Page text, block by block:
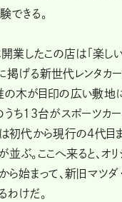
できる。
業したこの店は「楽し
掲げる新世代レンタカー
木が目印の広い敷地
うち13台がスポーツカー
は初代から現行の4代目
ぶ。ここへ来ると、オ
ら始まって、新旧マツダ
わけだ。